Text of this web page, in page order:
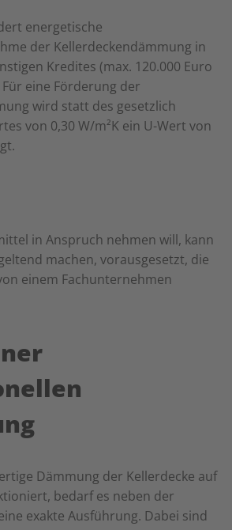
energetische
der Kellerdeckendämmung in
Kredites (max. 120.000 Euro
eine Förderung der
wird statt des gesetzlich
von 0,30 W/m²K ein U-Wert von
in Anspruch nehmen will, kann
machen, vorausgesetzt, die
einem Fachunternehmen
Dämmung der Kellerdecke auf
bedarf es neben der
exakte Ausführung. Dabei sind